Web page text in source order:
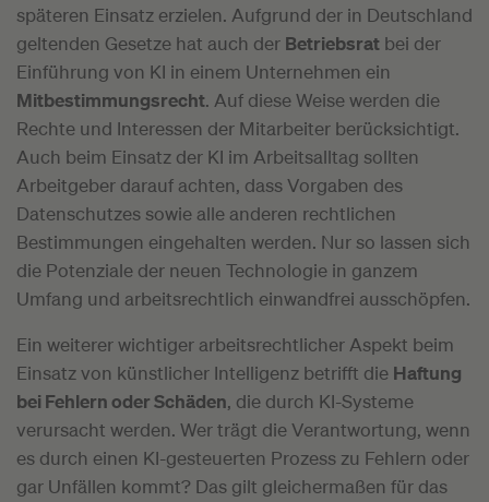
späteren Einsatz erzielen. Aufgrund der in Deutschland
geltenden Gesetze hat auch der Betriebsrat bei der
Einführung von KI in einem Unternehmen ein
Mitbestimmungsrecht. Auf diese Weise werden die
Rechte und Interessen der Mitarbeiter berücksichtigt.
Auch beim Einsatz der KI im Arbeitsalltag sollten
Arbeitgeber darauf achten, dass Vorgaben des
Datenschutzes sowie alle anderen rechtlichen
Bestimmungen eingehalten werden. Nur so lassen sich
die Potenziale der neuen Technologie in ganzem
Umfang und arbeitsrechtlich einwandfrei ausschöpfen.
Ein weiterer wichtiger arbeitsrechtlicher Aspekt beim
Einsatz von künstlicher Intelligenz betrifft die Haftung
bei Fehlern oder Schäden, die durch KI-Systeme
verursacht werden. Wer trägt die Verantwortung, wenn
es durch einen KI-gesteuerten Prozess zu Fehlern oder
gar Unfällen kommt? Das gilt gleichermaßen für das